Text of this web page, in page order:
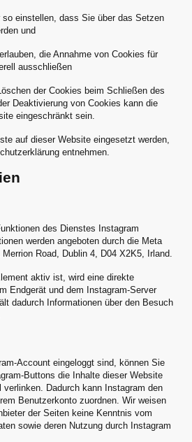
einstellen, dass Sie über das Setzen
und
die Annahme von Cookies für
ausschließen
der Cookies beim Schließen des
Deaktivierung von Cookies kann die
eingeschränkt sein.
auf dieser Website eingesetzt werden,
entnehmen.
des Dienstes Instagram
werden angeboten durch die Meta
Road, Dublin 4, D04 X2K5, Irland.
aktiv ist, wird eine direkte
Endgerät und dem Instagram-Server
dadurch Informationen über den Besuch
Account eingeloggt sind, können Sie
Buttons die Inhalte dieser Website
Dadurch kann Instagram den
Benutzerkonto zuordnen. Wir weisen
der Seiten keine Kenntnis vom
sowie deren Nutzung durch Instagram